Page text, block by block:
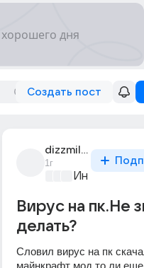
Создать пост
dizzmilate_russia
1г
Вирус на пк.Не
делать?
Словил вирус на пк
майнкрафт мод то ли еще